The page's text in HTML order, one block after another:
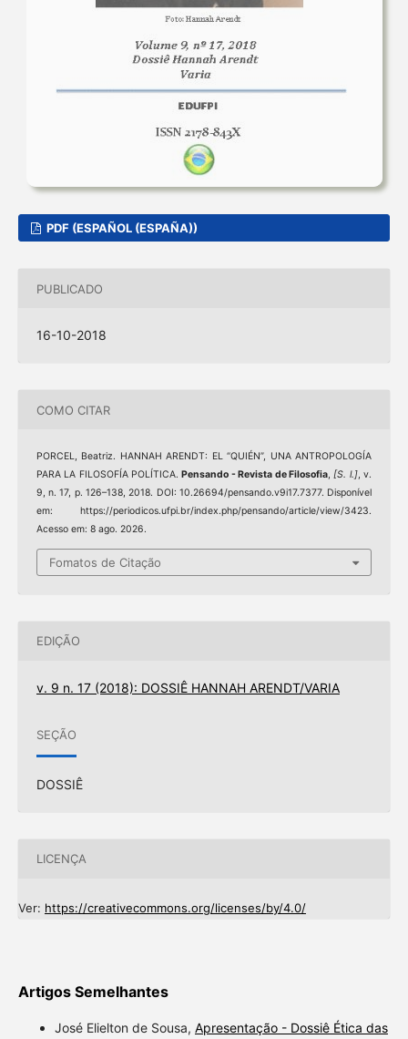
PDF (ESPAÑOL (ESPAÑA))
PUBLICADO
16-10-2018
COMO CITAR
PORCEL, Beatriz. HANNAH ARENDT: EL “QUIÉN”, UNA ANTROPOLOGÍA
PARA LA FILOSOFÍA POLÍTICA.Pensando - Revista de Filosofia,[S. l.], v.
9, n. 17, p. 126–138, 2018. DOI: 10.26694/pensando.v9i17.7377. Disponível
em: https://periodicos.ufpi.br/index.php/pensando/article/view/3423.
Acesso em: 8 ago. 2026.
Fomatos de Citação
EDIÇÃO
v. 9 n. 17 (2018): DOSSIÊ HANNAH ARENDT/VARIA
SEÇÃO
DOSSIÊ
LICENÇA
Ver: https://creativecommons.org/licenses/by/4.0/
Artigos Semelhantes
José Elielton de Sousa, Apresentação - Dossiê Ética das